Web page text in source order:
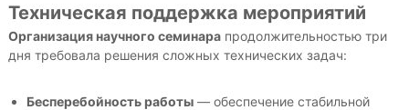
Техническая поддержка мероприятий
Организация научного семинарапродолжительностью три
дня требовала решения сложных технических задач:
Бесперебойность работы— обеспечение стабильной